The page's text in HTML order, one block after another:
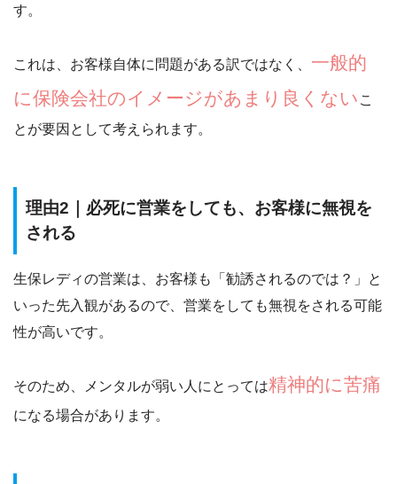
す。
これは、お客様自体に問題がある訳ではなく、 一般的
に保険会社のイメージがあまり良くない こ
とが要因として考えられます。
理由2｜必死に営業をしても、お客様に無視を
される
生保レディの営業は、 お客様も「勧誘されるのでは？」と
いった先入観があるので、営業をしても無視をされる可能
性が高いです。
そのため、メンタルが弱い人にとっては精神的に苦痛
になる場合があります。